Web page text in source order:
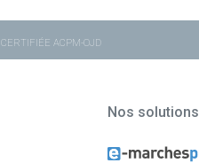
ACPM-OJD
Nos solutions